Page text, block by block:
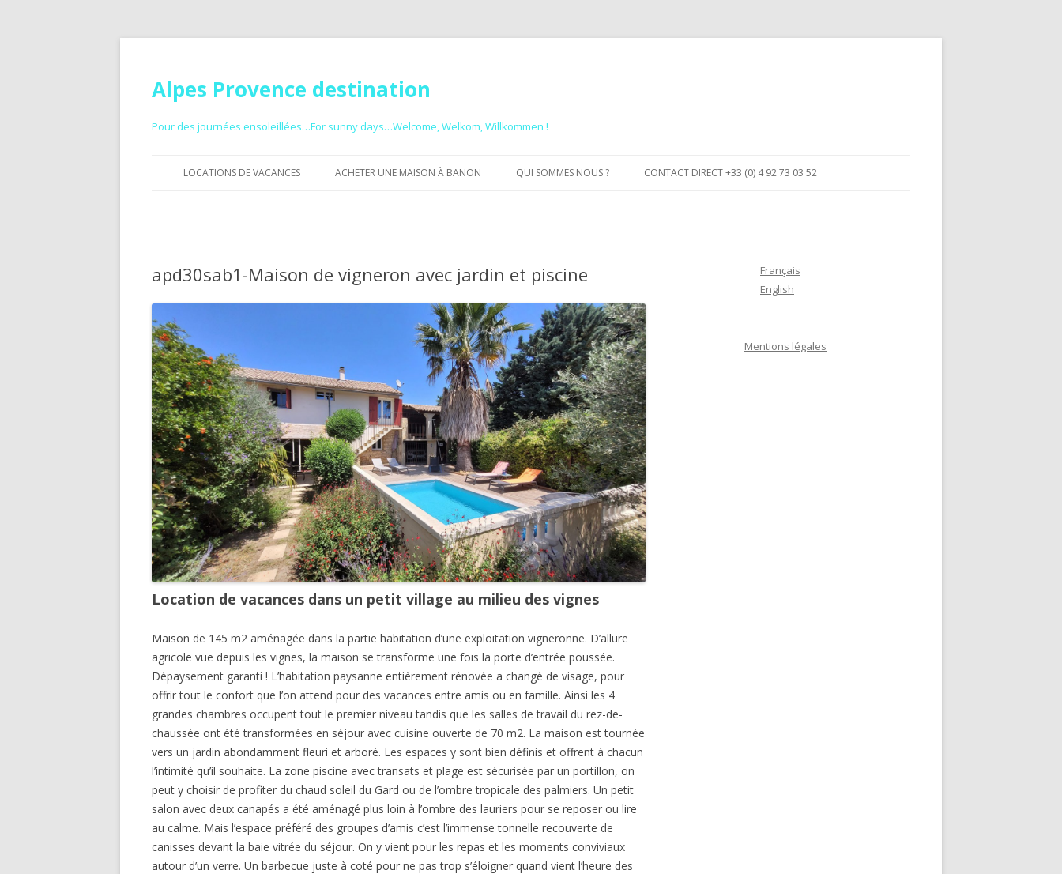
Alpes Provence destination
Pour des journées ensoleillées…For sunny days…Welcome, Welkom, Willkommen !
LOCATIONS DE VACANCES
HÉBERGEMENT AVEC PISCINE
PETIT PRIX
VACANCES À LA MER
ACHETER UNE MAISON À BANON QUI SOMMES NOUS ? CONTACT DIRECT +33 (0) 4 92 73 03 52
apd30sab1-Maison de vigneron avec jardin et piscine
Location de vacances dans un petit village au milieu des vignes
Maison de 145 m2 aménagée dans la partie habitation d’une exploitation vigneronne. D’allure
agricole vue depuis les vignes, la maison se transforme une fois la porte d’entrée poussée.
Dépaysement garanti ! L’habitation paysanne entièrement rénovée a changé de visage, pour
offrir tout le confort que l’on attend pour des vacances entre amis ou en famille. Ainsi les 4
grandes chambres occupent tout le premier niveau tandis que les salles de travail du rez-de-
chaussée ont été transformées en séjour avec cuisine ouverte de 70 m2. La maison est tournée
vers un jardin abondamment fleuri et arboré. Les espaces y sont bien définis et offrent à chacun
l’intimité qu’il souhaite. La zone piscine avec transats et plage est sécurisée par un portillon, on
peut y choisir de profiter du chaud soleil du Gard ou de l’ombre tropicale des palmiers. Un petit
salon avec deux canapés a été aménagé plus loin à l’ombre des lauriers pour se reposer ou lire
au calme. Mais l’espace préféré des groupes d’amis c’est l’immense tonnelle recouverte de
canisses devant la baie vitrée du séjour. On y vient pour les repas et les moments conviviaux
autour d’un verre. Un barbecue juste à coté pour ne pas trop s’éloigner quand vient l’heure des
Français
English
Mentions légales